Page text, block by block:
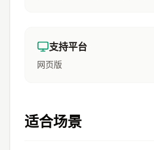
支持平台
网页版
适合场景